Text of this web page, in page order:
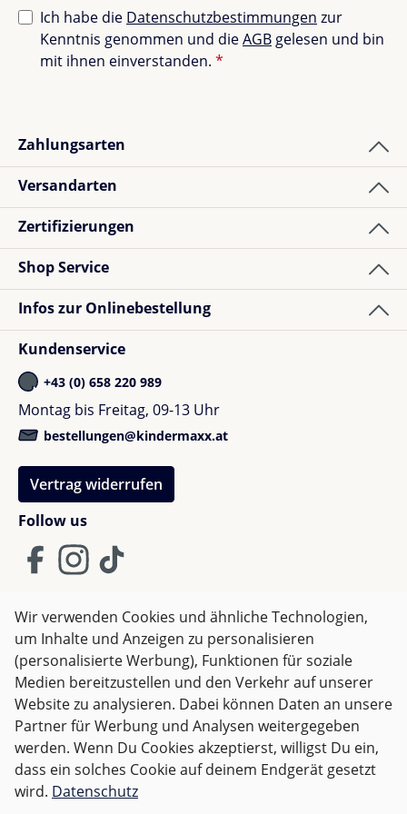
Bewertungen nur in der aktuellen Sprache anzeigen.
3Bewertungen
Klaudia Z.
Verified buyer
Sehr schön
Jana B.
Bewertung mit 5 von 5 Sternen
Verified buyer
Tolles Produkt, schöne Farbe und schnelle Lieferung!
Anna C.
Super Qualität, leicht zusammenzustecken! Durch die
4 ins 1 Lösung werden wir lange Freude an dem Rad
haben! Unsere Kleine (13 Monate) liebt es!
Ich habe die Datenschutzbestimmungen zur
Kenntnis genommen und dieAGB gelesen und bin
mit ihnen einverstanden. *
Zahlungsarten
Versandarten
Zertifizierungen
Follow us
Shop Service
Infos zur Onlinebestellung
Kundenservice
+43 (0) 658 220 989
Montag bis Freitag, 09-13 Uhr
bestellungen@kindermaxx.at
Vertrag widerrufen
AGB Impressum
Datenschutz
Widerrufsrecht
Alle Preise inkl. gesetzl. Mehrwertsteuer zzgl.Versandkosten
und ggf. Nachnahmegebühren, wenn nicht anders
angegeben.
Wir verwenden Cookies und ähnliche Technologien,
um Inhalte und Anzeigen zu personalisieren
(personalisierte Werbung), Funktionen für soziale
Medien bereitzustellen und den Verkehr auf unserer
Website zu analysieren. Dabei können Daten an unsere
Partner für Werbung und Analysen weitergegeben
werden. Wenn Du Cookies akzeptierst, willigst Du ein,
dass ein solches Cookie auf deinem Endgerät gesetzt
wird. Datenschutz